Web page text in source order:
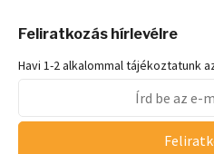
Feliratkozás hírlevélre
Havi 1-2 alkalommal tájékoztatunk